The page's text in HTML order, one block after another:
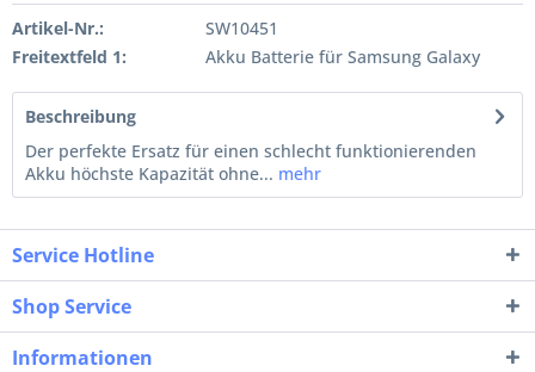
Artikel-Nr.:
SW10451
Freitextfeld 1:
Akku Batterie für Samsung Galaxy
Beschreibung
Der perfekte Ersatz für einen schlecht funktionierenden
Akku höchste Kapazität ohne... mehr
Service Hotline
Shop Service
Informationen